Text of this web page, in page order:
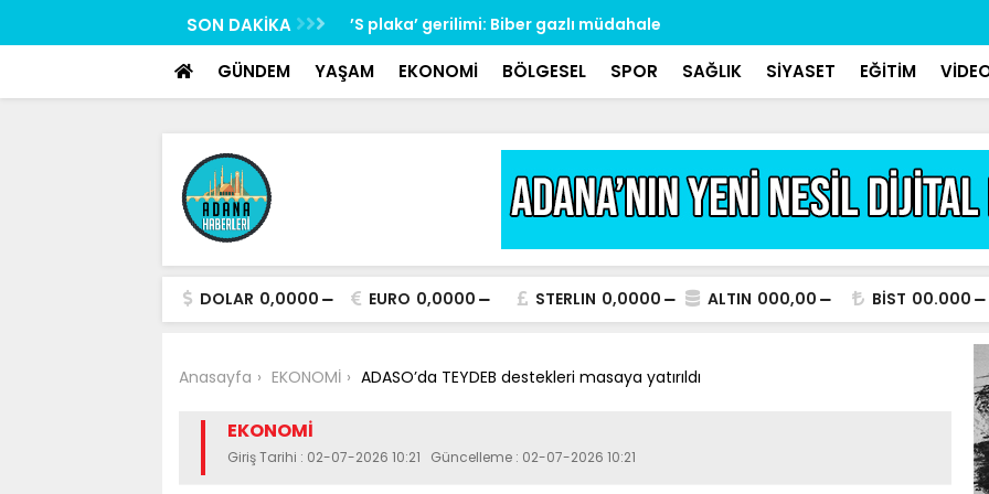
google-site-verification: google517657b2f8970707.html
SON DAKİKA
tabancayla kovalayan şüpheli ’S plaka’ gerilimi: Biber gazlı müdahale
Oto kilitçi
ölü
GÜNDEM YAŞAM EKONOMİ BÖLGESEL SPOR SAĞLIK SİYASET EĞİTİM
DOLAR 0,0000 EURO 0,0000 STERLIN 0,0000 ALTIN 000,00 BİST 00.000
Anasayfa EKONOMİ ADASO’da TEYDEB destekleri masaya yatırıldı
EKONOMİ
Giriş Tarihi : 02-07-2026 10:21 Güncelleme : 02-07-2026 10:21